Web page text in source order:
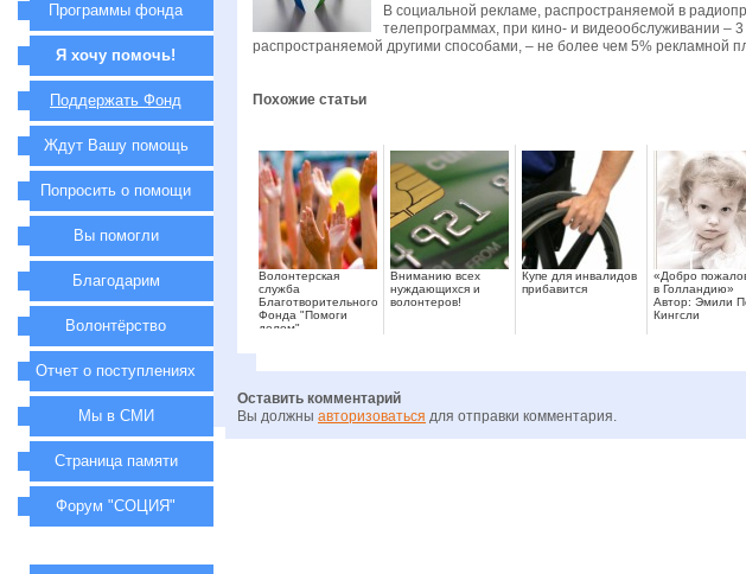
В социальной рекламе, распространяемой в
телепрограммах, при кино- и видеообслуживании –
распространяемой другими способами, – не более чем 5% рекламной
Похожие статьи
Волонтерская
служба
Благотворительного
Фонда "Помоги
делом"
Вниманию всех
нуждающихся и
волонтеров!
Купе для инвалидов
прибавится
«Добро
в Голландию»
Автор: Эмили
Кингсли
Оставить комментарий
Вы должны авторизоваться для отправки комментария.
Программы фонда
Я хочу помочь!
Поддержать Фонд
Ждут Вашу помощь
Попросить о помощи
Вы помогли
Благодарим
Волонтёрство
Отчет о поступлениях
Мы в СМИ
Страница памяти
Форум "СОЦИЯ"